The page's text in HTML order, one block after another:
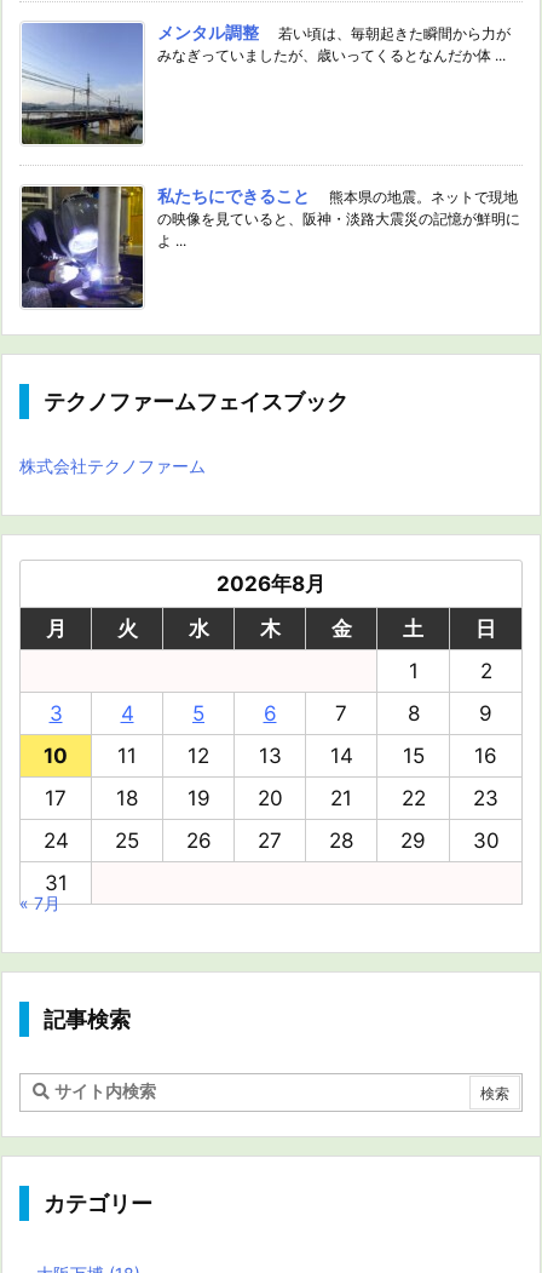
メンタル調整
若い頃は、毎朝起きた瞬間から力が
みなぎっていましたが、歳いってくるとなんだか体 ...
私たちにできること
熊本県の地震。ネットで現地
の映像を見ていると、阪神・淡路大震災の記憶が鮮明に
よ ...
テクノファームフェイスブック
株式会社テクノファーム
2026年8月
月
火 水 木 金 土
日
1
2
3
4 5 6 7 8
9
10
11 12 13 14 15
16
17
18 19 20 21 22
23
24
25 26 27 28 29
30
31
« 7月
記事検索
カテゴリー